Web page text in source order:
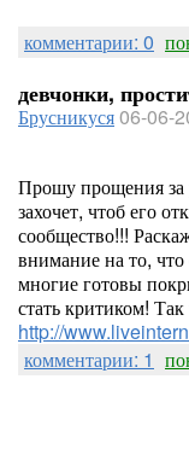
комментарии: 0
девчонки,
Брусникуся06-06-
Прошу прощения за
захочет, чтоб его
сообщество!!!
внимание на то,
многие готовы
стать критиком!
http://
комментарии: 1